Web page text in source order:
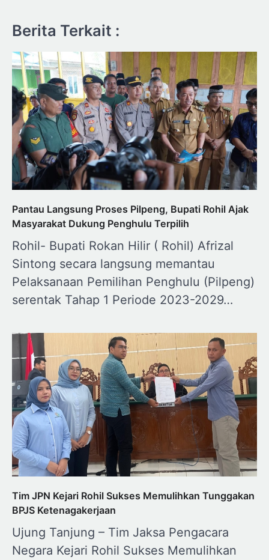
Berita Terkait :
Pantau Langsung Proses Pilpeng, Bupati Rohil Ajak
Masyarakat Dukung Penghulu Terpilih
Rohil- Bupati Rokan Hilir ( Rohil) Afrizal
Sintong secara langsung memantau
Pelaksanaan Pemilihan Penghulu (Pilpeng)
serentak Tahap 1 Periode 2023-2029…
Tim JPN Kejari Rohil Sukses Memulihkan Tunggakan
BPJS Ketenagakerjaan
Ujung Tanjung – Tim Jaksa Pengacara
Negara Kejari Rohil Sukses Memulihkan